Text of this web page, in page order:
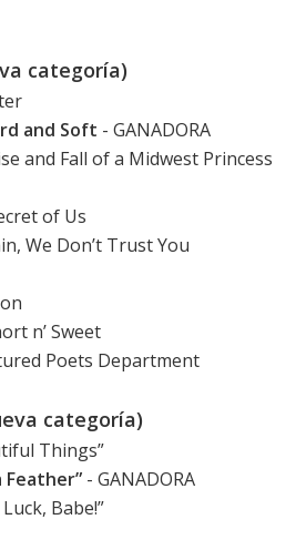
categoría)
and Soft - GANADORA
and Fall of a Midwest Princess
of Us
We Don’t Trust You
n’ Sweet
Poets Department
categoría)
Things”
Feather” - GANADORA
Babe!”